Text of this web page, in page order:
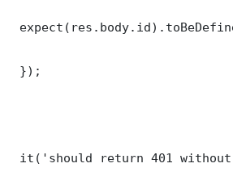
});
it('should return 401